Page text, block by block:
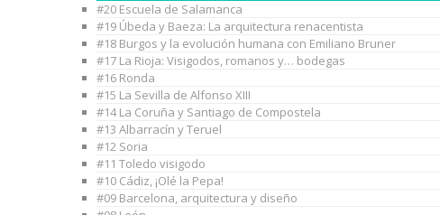
#20 Escuela de Salamanca
#19 Úbeda y Baeza: La arquitectura renacentista
#18 Burgos y la evolución humana con Emiliano Bruner
#17 La Rioja: Visigodos, romanos y… bodegas
#16 Ronda
#15 La Sevilla de Alfonso XIII
#14 La Coruña y Santiago de Compostela
#13 Albarracín y Teruel
#12 Soria
#11 Toledo visigodo
#10 Cádiz, ¡Olé la Pepa!
#09 Barcelona, arquitectura y diseño